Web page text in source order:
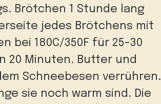
Brötchen 1 Stunde lang
jedes Brötchens mit
bei 180C/350F für 25-30
20 Minuten. Butter und
Schneebesen verrühren.
sie noch warm sind. Die